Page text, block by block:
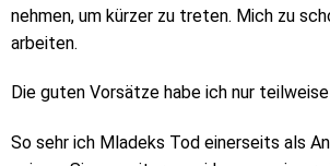
nehmen, um kürzer zu treten. Mich zu
arbeiten.
Die guten Vorsätze habe ich nur
So sehr ich Mladeks Tod einerseits als